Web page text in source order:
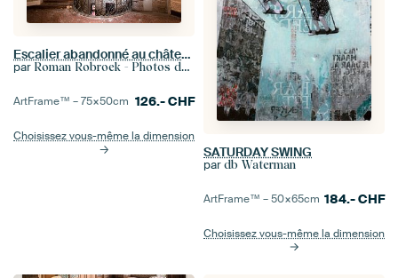
Escalier abandonné au château.
par Roman Robroek - Photos de bâtiments abandonnés
ArtFrame™ –75×50cm 126.-CHF
Choisissez vous-même la dimension
SATURDAY SWING
par db Waterman
ArtFrame™ –50×65cm 184.-CHF
Choisissez vous-même la dimension